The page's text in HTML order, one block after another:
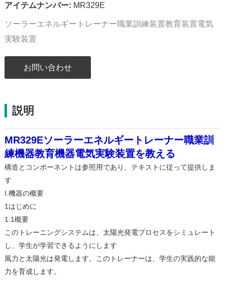
アイテムナンバー: MR329E
ソーラーエネルギートレーナー職業訓練装置教育装置電気
実験装置
お問い合わせ
説明
MR329Eソーラーエネルギートレーナー職業訓
練機器教育機器電気実験装置を教える
構造とコンポーネントは参照用であり、テキストに従って提供しま
す
I.機器の概要
1はじめに
1.1概要
このトレーニングシステムは、太陽光発電プロセスをシミュレート
し、学生が学習できるようにします
風力と太陽光は発電します。このトレーナーは、学生の実践的な能
力を育成します。